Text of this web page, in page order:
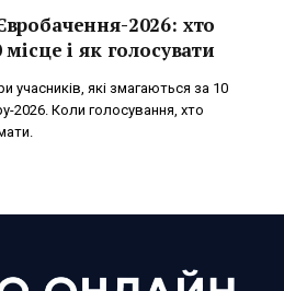
2026: хто
місце і як голосувати
які змагаються за 10
2026. Коли голосування, хто